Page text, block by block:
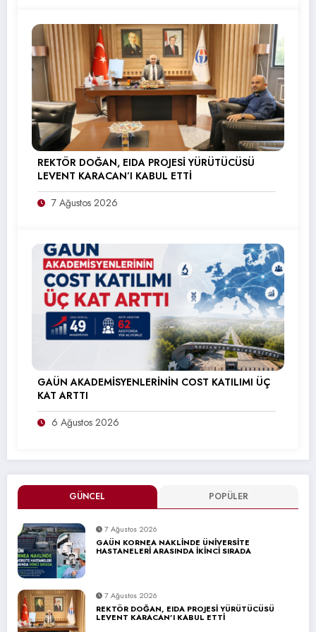
GÜNCEL POPÜLER
7 Ağustos 2026
GAÜN KORNEA NAKLİNDE ÜNİVERSİTE
HASTANELERİ ARASINDA İKİNCİ SIRADA
7 Ağustos 2026
REKTÖR DOĞAN, EIDA PROJESİ YÜRÜTÜCÜSÜ
LEVENT KARACAN’I KABUL ETTİ
REKTÖR DOĞAN, EIDA PROJESİ YÜRÜTÜCÜSÜ
LEVENT KARACAN’I KABUL ETTİ
7 Ağustos 2026
GAÜN AKADEMİSYENLERİNİN COST KATILIMI ÜÇ
KAT ARTTI
6 Ağustos 2026